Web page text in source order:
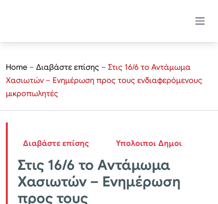
Home – Διαβάστε επίσης – Στις 16/6 το Αντάμωμα
Χασιωτών – Ενημέρωση προς τους ενδιαφερόμενους
μικροπωλητές
Διαβάστε επίσης Υπολοιποι Δημοι
Στις 16/6 το Αντάμωμα
Χασιωτών – Ενημέρωση
προς τους